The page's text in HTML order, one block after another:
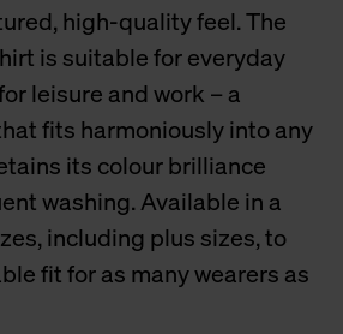
high-quality feel. The
is suitable for everyday
leisure and work – a
fits harmoniously into any
its colour brilliance
washing. Available in a
including plus sizes, to
fit for as many wearers as